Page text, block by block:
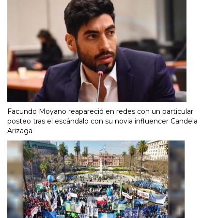
Facundo Moyano reapareció en redes con un particular
posteo tras el escándalo con su novia influencer Candela
Arizaga